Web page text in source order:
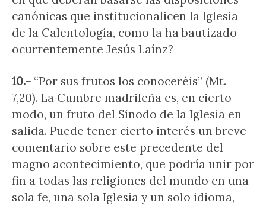
canónicas que institucionalicen la Iglesia
de la Calentología, como la ha bautizado
ocurrentemente Jesús Laínz?
10.- “Por sus frutos los conoceréis” (Mt.
7,20). La Cumbre madrileña es, en cierto
modo, un fruto del Sínodo de la Iglesia en
salida. Puede tener cierto interés un breve
comentario sobre este precedente del
magno acontecimiento, que podría unir por
fin a todas las religiones del mundo en una
sola fe, una sola Iglesia y un solo idioma,